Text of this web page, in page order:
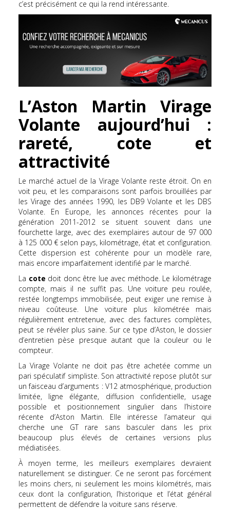
c’est précisément ce qui la rend intéressante.
L’Aston Martin Virage
Volante aujourd’hui :
rareté, cote et
attractivité
Le marché actuel de la Virage Volante reste étroit. On en
voit peu, et les comparaisons sont parfois brouillées par
les Virage des années 1990, les DB9 Volante et les DBS
Volante. En Europe, les annonces récentes pour la
génération 2011-2012 se situent souvent dans une
fourchette large, avec des exemplaires autour de 97 000
à 125 000 € selon pays, kilométrage, état et configuration.
Cette dispersion est cohérente pour un modèle rare,
mais encore imparfaitement identifié par le marché.
La cote doit donc être lue avec méthode. Le kilométrage
compte, mais il ne suffit pas. Une voiture peu roulée,
restée longtemps immobilisée, peut exiger une remise à
niveau coûteuse. Une voiture plus kilométrée mais
régulièrement entretenue, avec des factures complètes,
peut se révéler plus saine. Sur ce type d’Aston, le dossier
d’entretien pèse presque autant que la couleur ou le
compteur.
La Virage Volante ne doit pas être achetée comme un
pari spéculatif simpliste. Son attractivité repose plutôt sur
un faisceau d’arguments : V12 atmosphérique, production
limitée, ligne élégante, diffusion confidentielle, usage
possible et positionnement singulier dans l’histoire
récente d’Aston Martin. Elle intéresse l’amateur qui
cherche une GT rare sans basculer dans les prix
beaucoup plus élevés de certaines versions plus
médiatisées.
À moyen terme, les meilleurs exemplaires devraient
naturellement se distinguer. Ce ne seront pas forcément
les moins chers, ni seulement les moins kilométrés, mais
ceux dont la configuration, l’historique et l’état général
permettent de défendre la voiture sans réserve.